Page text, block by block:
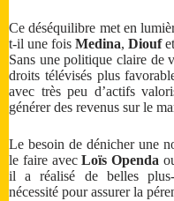
Ce déséquilibre met en
t-il une fois Medina, Dioufet
Sans une politique claire de
droits télévisés plus
avec très peu d’actifs
générer des revenus sur le
Le besoin de dénicher une
le faire avecLoïs Openda
il a réalisé de belles plus-
nécessité pour assurer la